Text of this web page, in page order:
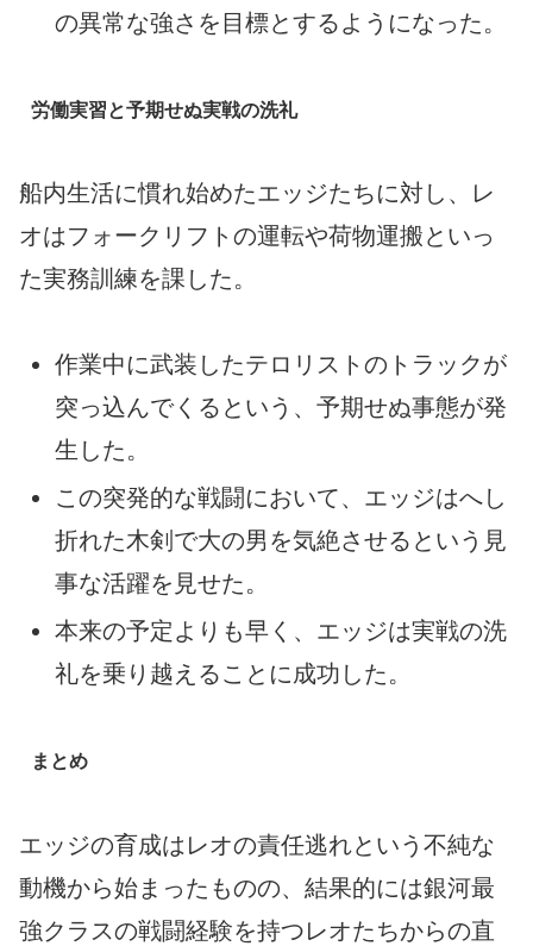
の異常な強さを目標とするようになった。
労働実習と予期せぬ実戦の洗礼
船内生活に慣れ始めたエッジたちに対し、レ
オはフォークリフトの運転や荷物運搬といっ
た実務訓練を課した。
作業中に武装したテロリストのトラックが
突っ込んでくるという、予期せぬ事態が発
生した。
この突発的な戦闘において、エッジはへし
折れた木剣で大の男を気絶させるという見
事な活躍を見せた。
本来の予定よりも早く、エッジは実戦の洗
礼を乗り越えることに成功した。
まとめ
エッジの育成はレオの責任逃れという不純な
動機から始まったものの、結果的には銀河最
強クラスの戦闘経験を持つレオたちからの直